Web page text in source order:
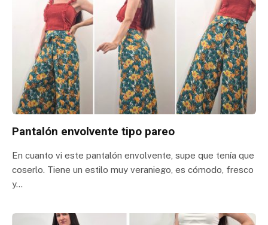
Pantalón envolvente tipo pareo
En cuanto vi este pantalón envolvente, supe que tenía que
coserlo. Tiene un estilo muy veraniego, es cómodo, fresco
y…